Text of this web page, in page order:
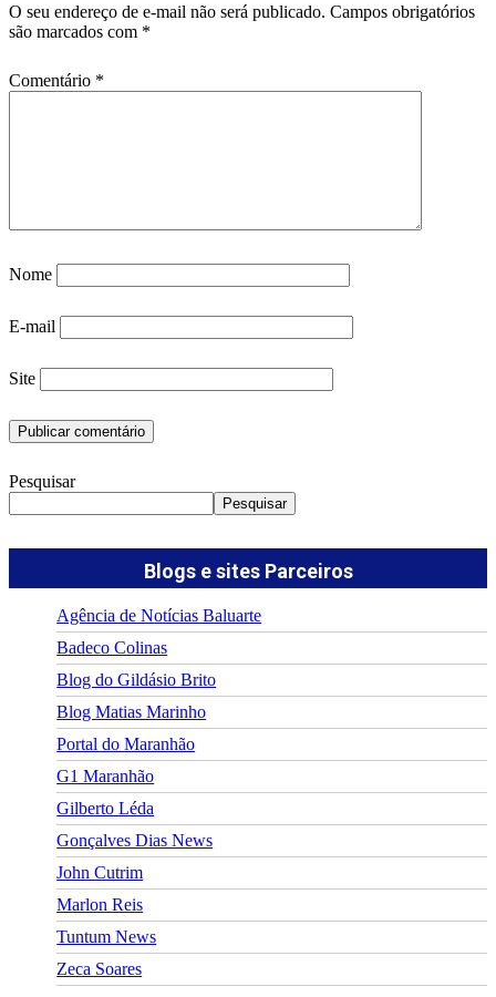
O seu endereço de e-mail não será publicado. Campos obrigatórios
são marcados com *
Comentário *
Nome
E-mail
Site
Pesquisar
Pesquisar
Blogs e sites Parceiros
Agência de Notícias Baluarte
Badeco Colinas
Blog do Gildásio Brito
Blog Matias Marinho
Portal do Maranhão
G1 Maranhão
Gilberto Léda
Gonçalves Dias News
John Cutrim
Marlon Reis
Tuntum News
Zeca Soares